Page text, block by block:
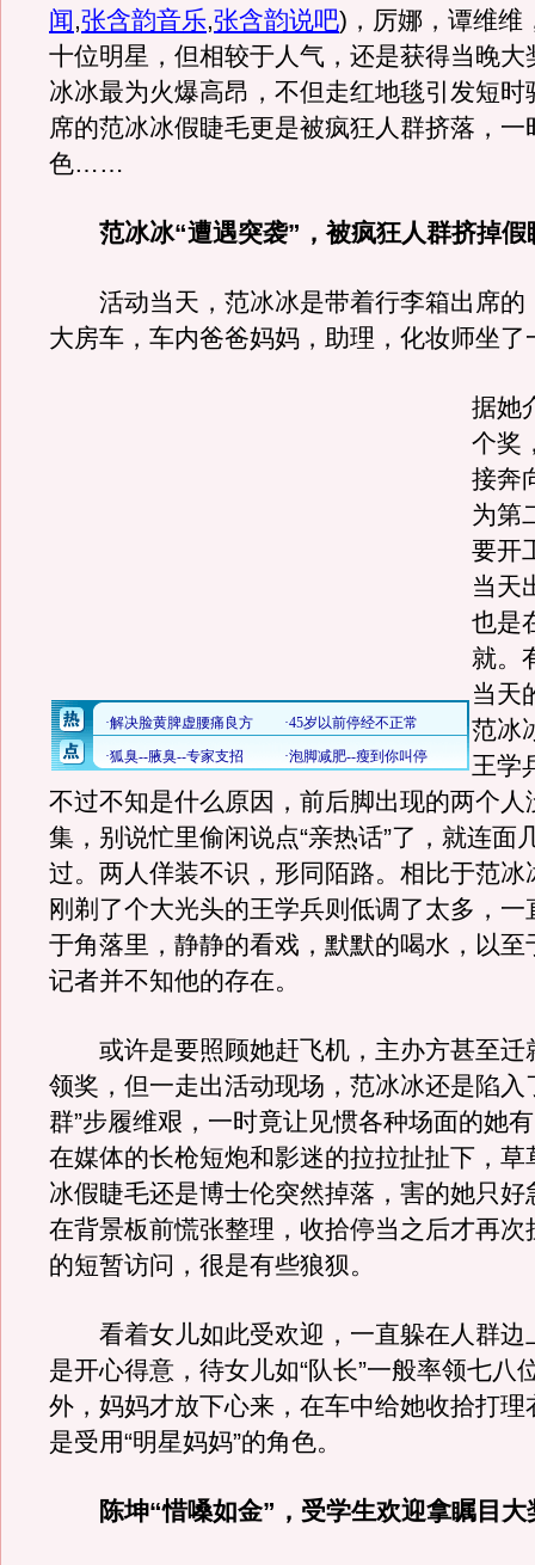
闻,张含韵音乐,张含韵说吧) ，厉娜，谭维
十位明星，但相较于人气，还是获得当晚大
冰冰最为火爆高昂，不但走红地毯引发短时
席的范冰冰假睫毛更是被疯狂人群挤落，一
色……
范冰冰“遭遇突袭”，被疯狂人群挤掉假
活动当天，范冰冰是带着行李箱出席的
大房车，车内爸爸妈妈，助理，化妆师坐了
据她
个奖
接奔
为第
要开
当天
也是
就。
当天
范冰
王学
不过不知是什么原因，前后脚出现的两个人
集，别说忙里偷闲说点“亲热话”了，就连面
过。两人佯装不识，形同陌路。相比于范冰
刚剃了个大光头的王学兵则低调了太多，一
于角落里，静静的看戏，默默的喝水，以至
记者并不知他的存在。
或许是要照顾她赶飞机，主办方甚至迁
领奖，但一走出活动现场，范冰冰还是陷入
群”步履维艰，一时竟让见惯各种场面的她
在媒体的长枪短炮和影迷的拉拉扯扯下，草
冰假睫毛还是博士伦突然掉落，害的她只好
在背景板前慌张整理，收拾停当之后才再次
的短暂访问，很是有些狼狈。
看着女儿如此受欢迎，一直躲在人群边
是开心得意，待女儿如“队长”一般率领七八
外，妈妈才放下心来，在车中给她收拾打理
是受用“明星妈妈”的角色。
陈坤“惜嗓如金”，受学生欢迎拿瞩目大